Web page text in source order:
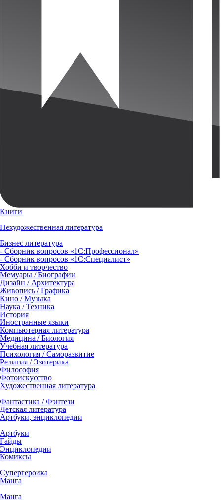
Книги
Нехудожественная литература
Бизнес литература
- Сборник вопросов «1С:Профессионал»
- Сборник вопросов «1С:Специалист»
Хобби и творчество
Мемуары / Биографии
Дизайн / Архитектура
Живопись / Графика
Кино / Музыка
Наука / Техника
История
Иностранные языки
Компьютерная литература
Медицина / Биология
Учебная литература
Психология / Саморазвитие
Религия / Эзотерика
Философия
Фотоискусство
Художественная литература
Фантастика / Фэнтези
Детская литература
Артбуки, энциклопедии
Артбуки
Гайды
Энциклопедии
Комиксы
Супергероика
Манга
Манга